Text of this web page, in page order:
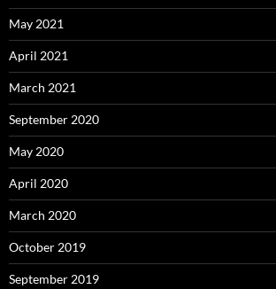
May 2021
April 2021
March 2021
September 2020
May 2020
April 2020
March 2020
October 2019
September 2019